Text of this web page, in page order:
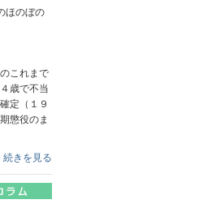
ほのぼの
これまで
歳で不当
定（１９
懲役のま
続きを見る